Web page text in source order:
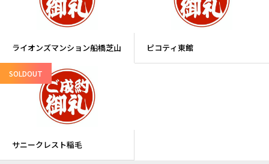
ライオンズマンション船橋芝山 ピコティ東館
SOLDOUT
サニークレスト稲毛